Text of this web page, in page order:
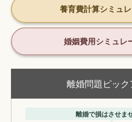
養育費計算シミュ
婚姻費用シミュレ
離婚問題ピッ
離婚で損はさせま